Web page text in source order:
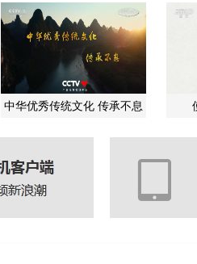
中华优秀传统文化 传承不息